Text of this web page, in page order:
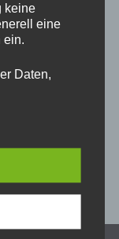
und
zu einem
nicht zu kurz
anbietet.
keine
eine
ein.
Daten,
unser
und